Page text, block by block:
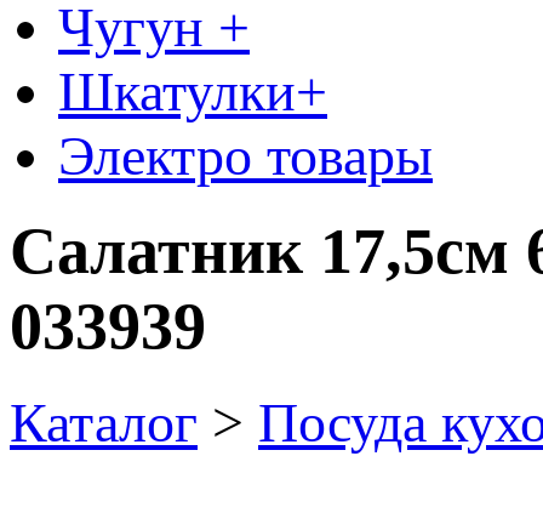
Чугун +
Шкатулки+
Электро товары
Салатник 17,5см
033939
Каталог > Посуда